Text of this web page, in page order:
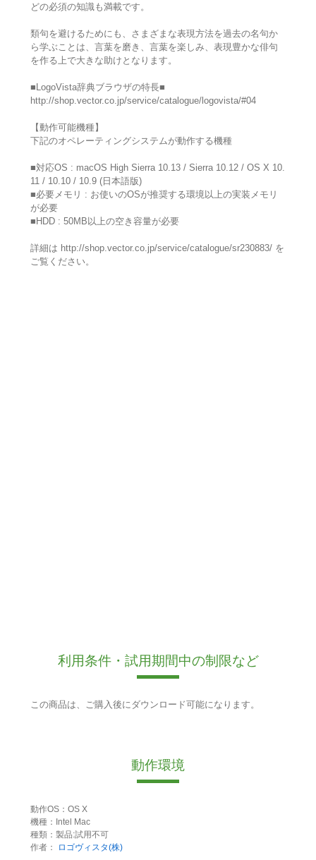
どの必須の知識も満載です。
類句を避けるためにも、さまざまな表現方法を過去の名句か
ら学ぶことは、言葉を磨き、言葉を楽しみ、表現豊かな俳句
を作る上で大きな助けとなります。
■LogoVista辞典ブラウザの特長■
http://shop.vector.co.jp/service/catalogue/logovista/#04
【動作可能機種】
下記のオペレーティングシステムが動作する機種
■対応OS : macOS High Sierra 10.13 / Sierra 10.12 / OS X 10.
11 / 10.10 / 10.9 (日本語版)
■必要メモリ : お使いのOSが推奨する環境以上の実装メモリ
が必要
■HDD : 50MB以上の空き容量が必要
詳細は http://shop.vector.co.jp/service/catalogue/sr230883/ を
ご覧ください。
利用条件・試用期間中の制限など
この商品は、ご購入後にダウンロード可能になります。
動作環境
動作OS：OS X
機種：Intel Mac
種類：製品:試用不可
作者：
ロゴヴィスタ(株)